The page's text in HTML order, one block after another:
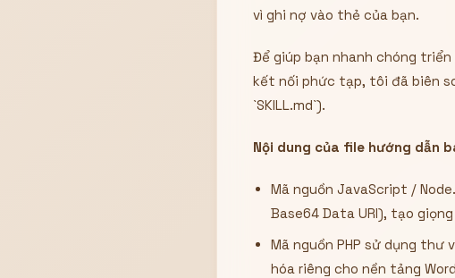
vì ghi nợ vào thẻ của bạn.
Để giúp bạn nhanh chóng
kết nối phức tạp, tôi đã biên
`SKILL.md`).
Nội dung của file hướng dẫn
Mã nguồn JavaScript /
Base64 Data URI), tạo
Mã nguồn PHP sử dụng thư
hóa riêng cho nền tảng